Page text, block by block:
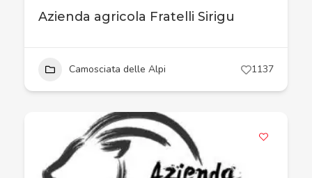
Azienda agricola Fratelli Sirigu
Camosciata delle Alpi 1137